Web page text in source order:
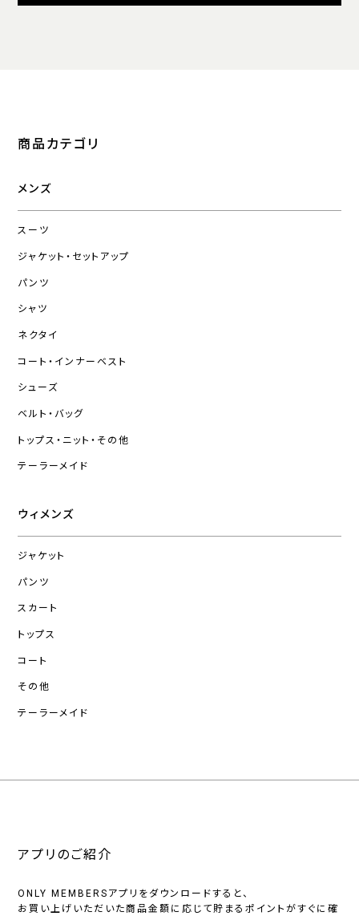
商品カテゴリ
メンズ
スーツ
ジャケット・セットアップ
パンツ
シャツ
ネクタイ
コート・インナーベスト
シューズ
ベルト・バッグ
トップス・ニット・その他
テーラーメイド
ウィメンズ
ジャケット
パンツ
スカート
トップス
コート
その他
テーラーメイド
アプリのご紹介
ONLY MEMBERSアプリをダウンロードすると、
お買い上げいただいた商品金額に応じて貯まるポイントがすぐに確